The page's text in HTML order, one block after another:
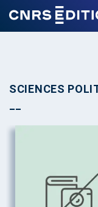
SCIENCES